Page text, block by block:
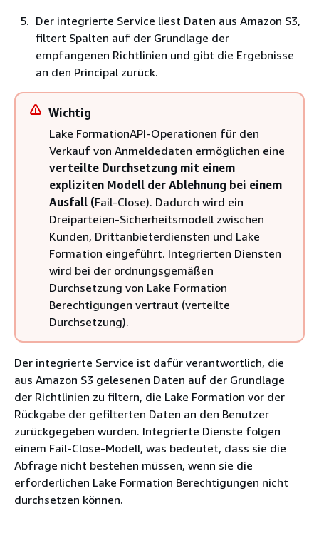
Der integrierte Service liest Daten aus Amazon S3,
filtert Spalten auf der Grundlage der
empfangenen Richtlinien und gibt die Ergebnisse
an den Principal zurück.
Wichtig
Lake FormationAPI-Operationen für den
Verkauf von Anmeldedaten ermöglichen eine
verteilte Durchsetzung mit einem
expliziten Modell der Ablehnung bei einem
Ausfall (Fail-Close). Dadurch wird ein
Dreiparteien-Sicherheitsmodell zwischen
Kunden, Drittanbieterdiensten und Lake
Formation eingeführt. Integrierten Diensten
wird bei der ordnungsgemäßen
Durchsetzung von Lake Formation
Berechtigungen vertraut (verteilte
Durchsetzung).
Der integrierte Service ist dafür verantwortlich, die
aus Amazon S3 gelesenen Daten auf der Grundlage
der Richtlinien zu filtern, die Lake Formation vor der
Rückgabe der gefilterten Daten an den Benutzer
zurückgegeben wurden. Integrierte Dienste folgen
einem Fail-Close-Modell, was bedeutet, dass sie die
Abfrage nicht bestehen müssen, wenn sie die
erforderlichen Lake Formation Berechtigungen nicht
durchsetzen können.